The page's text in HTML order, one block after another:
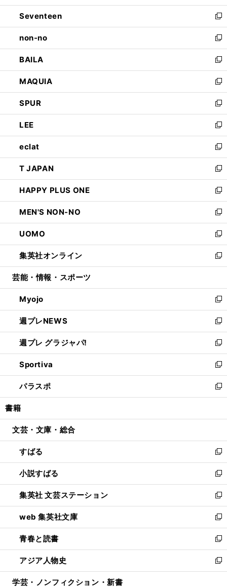
開
く
ウ
で
開
く
ン
ド
ウ
で
開
く
Seventeen
新
し
い
ウ
ィ
ン
ド
ウ
で
開
く
non-no
新
し
い
ウ
ィ
ン
ド
ウ
で
開
く
BAILA
新
し
い
ウ
ィ
ン
ド
ウ
で
開
く
MAQUIA
新
し
い
ウ
ィ
ン
ド
ウ
で
開
く
SPUR
新
し
い
ウ
ィ
ン
ド
ウ
で
開
く
LEE
新
し
い
ウ
ィ
ン
ド
ウ
で
開
く
eclat
新
し
い
ウ
ィ
ン
ド
ウ
で
開
く
T JAPAN
新
し
い
ウ
ィ
ン
ド
ウ
で
開
HAPPY PLUS ONE
新
し
い
ウ
ィ
ン
ド
ウ
開
く
MEN'S NON-NO
新
し
い
ウ
ィ
ン
ウ
で
開
く
UOMO
新
し
い
ウ
ン
ド
ウ
で
開
く
集英社オンライン
新
し
ウ
ィ
ン
ド
ウ
で
開
く
芸能・情報・スポーツ
Myojo
新
し
い
ウ
ィ
ン
ド
ウ
で
開
週プレNEWS
新
し
い
ウ
ィ
ン
ド
ウ
開
週プレ グラジャパ!
新
し
い
ウ
ィ
ン
ウ
開
く
Sportiva
新
し
い
ウ
ン
ウ
で
開
く
パラスポ
新
し
ウ
ン
ド
ウ
で
開
く
書籍
文芸・文庫・総合
すばる
新
し
い
ウ
ィ
ン
ド
ウ
で
開
く
小説すばる
新
し
い
ウ
ィ
ン
ド
ウ
で
開
集英社 文芸ステーション
新
し
い
ウ
ィ
ン
ド
ウ
web 集英社文庫
新
し
い
ウ
ィ
ン
青春と読書
新
し
い
ウ
アジア人物史
新
し
学芸・ノンフィクション・新書